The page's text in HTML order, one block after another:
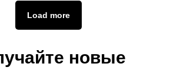
Load more
новые